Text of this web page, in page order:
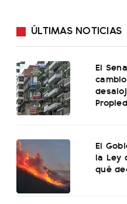
ÚLTIMAS NOTICIAS
El
El
la Ley
qué